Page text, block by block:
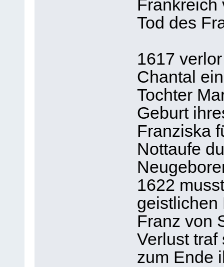
Frankreich
Tod des
1617
Chantal
Tochter
Geburt
Franziska
Nottaufe
1622
geistlichen
Franz von
Verlust traf
zum Ende